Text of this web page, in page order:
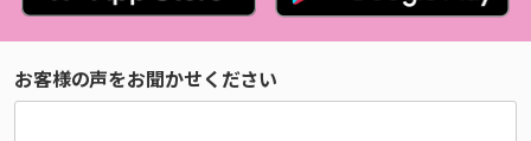
お客様の声をお聞かせください